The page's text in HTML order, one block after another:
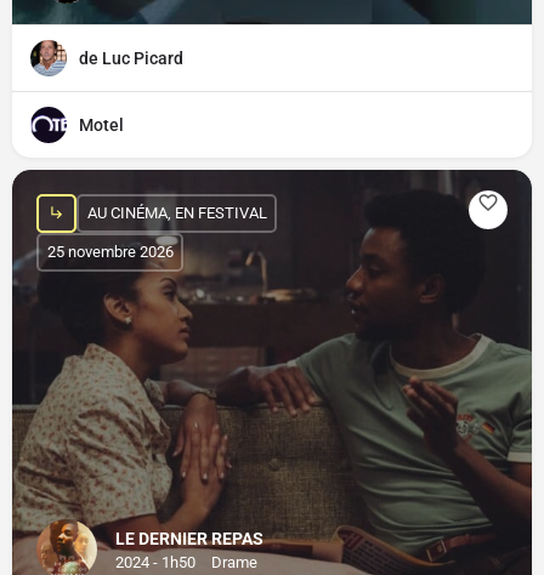
de Luc Picard
Motel
LE DERNIER REPAS
2024 - 1h50 Drame
AU CINÉMA, EN FESTIVAL
25 novembre 2026